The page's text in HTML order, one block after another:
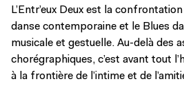
L’Entr’eux Deux est la
danse contemporaine et le Blues
musicale et gestuelle. Au-delà des
chorégraphiques, c’est avant tout
à la frontière de l’intime et de